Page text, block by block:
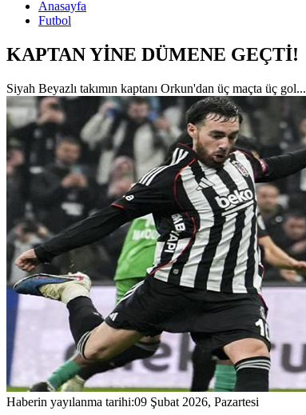
Anasayfa
Futbol
KAPTAN YİNE DÜMENE GEÇTİ!
Siyah Beyazlı takımın kaptanı Orkun'dan üç maçta üç gol...
Haberin yayılanma tarihi:09 Şubat 2026, Pazartesi